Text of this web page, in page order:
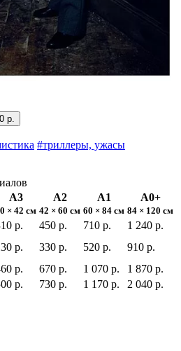
р.
#триллеры, ужасы
А3
× 42 см
А2
42 × 60 см
А1
60 × 84 см
А0+
84 × 120 см
р. 450 р. 710 р.
1 240 р.
р. 330 р. 520 р.
910 р.
р. 670 р. 1 070 р.
1 870 р.
р. 730 р. 1 170 р. 2 040 р.